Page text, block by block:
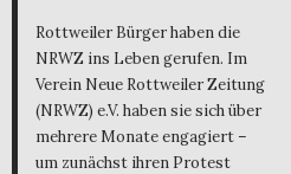
Rottweiler Bürger haben die
NRWZ ins Leben gerufen. Im
Verein Neue Rottweiler Zeitung
(NRWZ) e.V. haben sie sich über
mehrere Monate engagiert –
um zunächst ihren Protest